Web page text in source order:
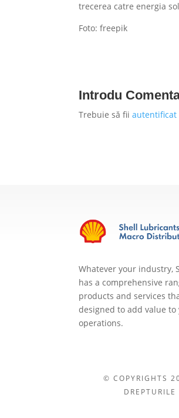
trecerea catre energia
Foto: freepik
Introdu
Trebuie să fiiautentificat
Whatever your industry,
has a comprehensive
products and services
designed to add value to
operations.
© COPYRIGHTS